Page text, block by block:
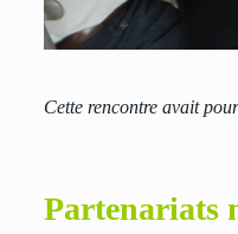
Cette rencontre avait
Partenariats